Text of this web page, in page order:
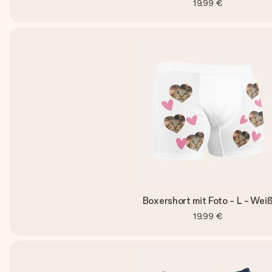
19,99 €
Boxershort mit Foto - L -
19,99 €